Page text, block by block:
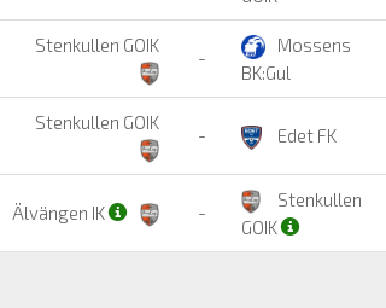
Stenkullen GOIK
-
Mossens
BK:Gul
Stenkullen GOIK
- Edet FK
Älvängen IK -
Stenkullen
GOIK